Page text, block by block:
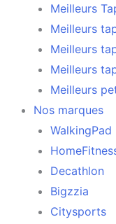
Meilleurs
Meilleurs
Meilleurs
Meilleurs
Meilleurs
Nos marques
WalkingPad
Decathlon
Bigzzia
Citysports